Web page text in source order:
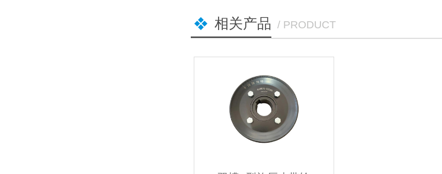
相关产品 / PRODUCT